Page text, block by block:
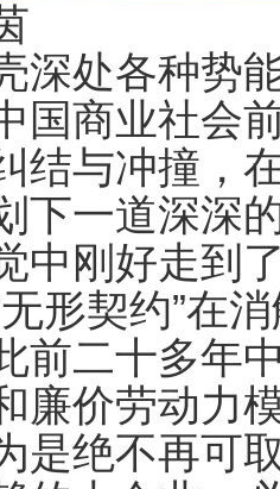
处各种势能
国商业社会
结与冲撞，
下一道深深
中刚好走到
契约”在消
二十多年中
廉价劳动力
是绝不再可